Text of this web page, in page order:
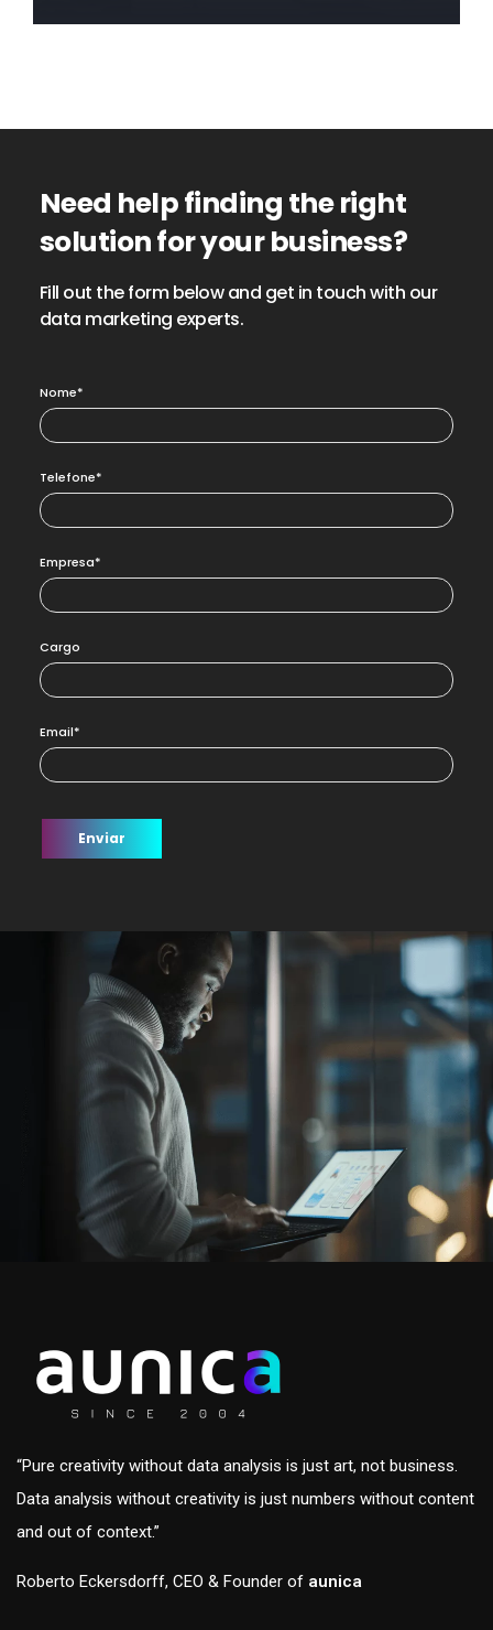
Saiba mais
Need help finding the right
solution for your business?
Fill out the form below and get in touch with our
data marketing experts.
Nome*
Telefone*
Empresa*
Cargo
Email*
“Pure creativity without data analysis is just art, not business.
Data analysis without creativity is just numbers without content
and out of context.”
Roberto Eckersdorff, CEO & Founder of aunica